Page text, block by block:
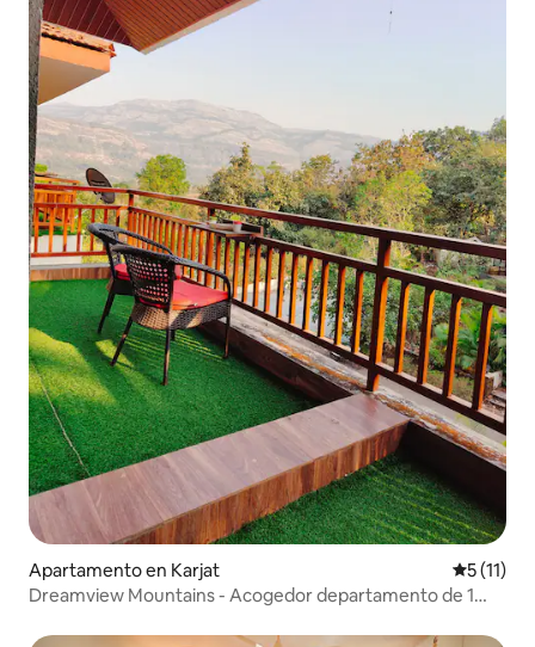
Apartamento en Karjat
5 (11)
Dreamview Mountains - Acogedor departamento de 1